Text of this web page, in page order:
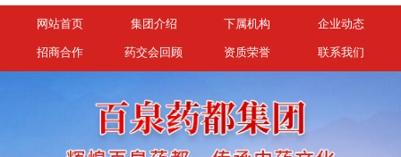
网站首页 集团介绍 下属机构 企业动态
招商合作 药交会回顾 资质荣誉 联系我们